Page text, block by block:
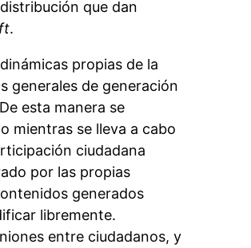
que dan
.
propias de la
generales de generación
esta manera se
mientras se lleva a cabo
ciudadana
por las propias
generados
libremente.
entre ciudadanos, y